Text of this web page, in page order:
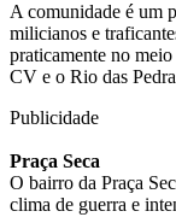
A comunidade é um
milicianos e
praticamente no
CV e o Rio das
Publicidade
Praça Seca
O bairro da Praça
clima de guerra e